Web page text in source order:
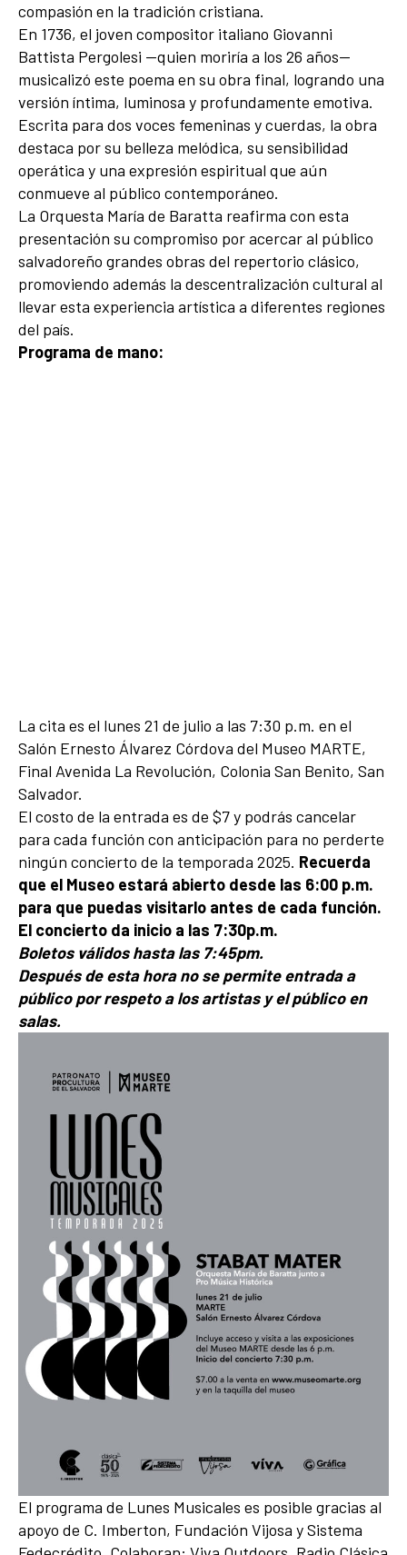
compasión en la tradición cristiana.
En 1736, el joven compositor italiano Giovanni
Battista Pergolesi —quien moriría a los 26 años—
musicalizó este poema en su obra final, logrando una
versión íntima, luminosa y profundamente emotiva.
Escrita para dos voces femeninas y cuerdas, la obra
destaca por su belleza melódica, su sensibilidad
operática y una expresión espiritual que aún
conmueve al público contemporáneo.
La Orquesta María de Baratta reafirma con esta
presentación su compromiso por acercar al público
salvadoreño grandes obras del repertorio clásico,
promoviendo además la descentralización cultural al
llevar esta experiencia artística a diferentes regiones
del país.
Programa de mano:
La cita es el lunes 21 de julio a las 7:30 p.m. en el
Salón Ernesto Álvarez Córdova del Museo MARTE,
Final Avenida La Revolución, Colonia San Benito, San
Salvador.
El costo de la entrada es de $7 y podrás cancelar
para cada función con anticipación para no perderte
ningún concierto de la temporada 2025. Recuerda
que el Museo estará abierto desde las 6:00 p.m.
para que puedas visitarlo antes de cada función.
El concierto da inicio a las 7:30p.m.
Boletos válidos hasta las 7:45pm.
Después de esta hora no se permite entrada a
público por respeto a los artistas y el público en
salas.
El programa de Lunes Musicales es posible gracias al
apoyo de C. Imberton, Fundación Vijosa y Sistema